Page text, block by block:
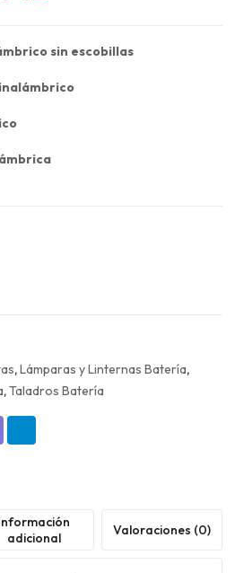
actual
$240.742.
sin escobillas
,Lámparas y Linternas Batería,
,Taladros Batería
adicional
Valoraciones (0)